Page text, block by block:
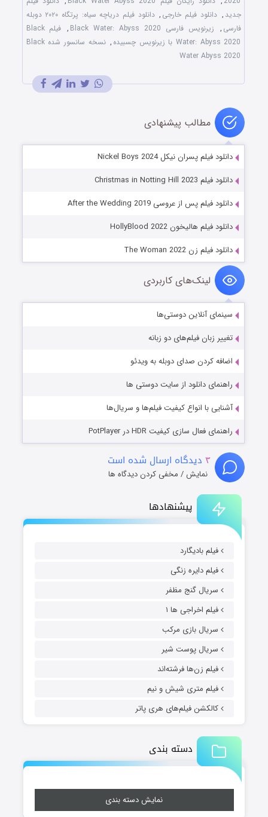
پیشنهادها
فیلم بادیگارد
فیلم دایره زنگی
سریال گنج مظفر
فیلم اخراجی ها ۱
سریال بازی مرکب
سریال پوست شیر
فیلم زن‌ها فرشته‌اند
فیلم متری شیش و نیم
کالکشن فیلم‌های هری پاتر
دسته بندی
نمایش دسته بندی
جدید , دانلود فیلم خارجی ,
دانلود فیلم دریاچه سیاه: پرتگاه ۲۰۲۰ دوبله
فارسی , زیرنویس فارسی Black Water: Abyss 2020 ,
فیلم Black
Water: Abyss 2020 با زیرنویس چسبیده
,
نسخه سانسور شده Black
Water Abyss 2020
مطالب پیشنهادی
دانلود فیلم پسران نیکل Nickel Boys 2024
دانلود فیلم Christmas in Notting Hill 2023
دانلود فیلم پس از عروسی After the Wedding 2019
دانلود فیلم هالیخون HollyBlood 2022
دانلود فیلم زن The Woman 2022
لینک‌های کاربردی
سینمای آنلاین دوستی‌ها
تغییر زبان فیلم‌های دو زبانه
اضافه کردن صدای دوبله به ویدئو
راهنمای دانلود از سایت دوستی ها
آشنایی با انواع کیفیت فیلم‌ها و سریال‌ها
راهنمای فعال سازی کیفیت HDR در PotPlayer
۳ دیدگاه ارسال شده است
نمایش / مخفی کردن دیدگاه ها